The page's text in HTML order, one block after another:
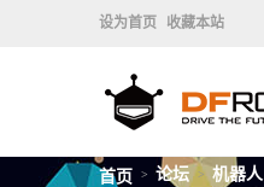
设为首页 收藏本站
首页 > 论坛 > 机器人